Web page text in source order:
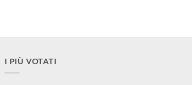
I PIÙ VOTATI